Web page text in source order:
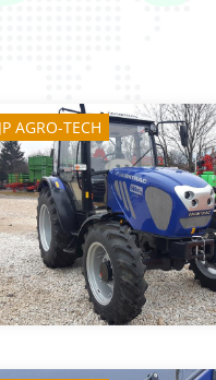
JP AGRO-TECH